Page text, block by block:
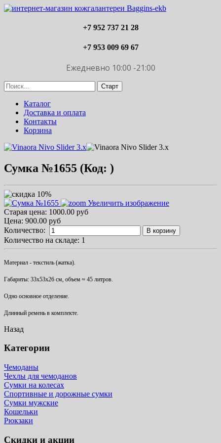
+7 952 737 21 28
+7 953 009 69 67
Ежедневно 10:00 -21:00
Каталог
Доставка и оплата
Контакты
Корзина
Сумка №1655 (Код: )
Увеличить изображение
Старая цена: 1000.00 руб
Цена: 900.00 руб
Количество:
В корзину
Количество на складе: 1
Материал - текстиль (жатка).
Габариты: 33х53х26 см, объем ≈ 45 литров.
Одно основное отделение.
Длинный ремень в комплекте.
Назад
Категории
Чемоданы
Чехлы для чемоданов
Сумки на колесах
Спортивные и дорожные сумки
Сумки мужские
Кошельки
Рюкзаки
Скидки и акции